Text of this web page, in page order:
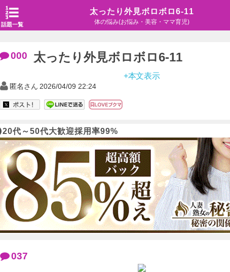
太ったり外見ボロボロ6-11
体の悩み(お悩み・美容・ママ育児)
話題一覧
000 太ったり外見ボロボロ6-11
+本文表示
匿名さん 2026/04/09 22:24
20代～50代大歓迎採用率99%
037